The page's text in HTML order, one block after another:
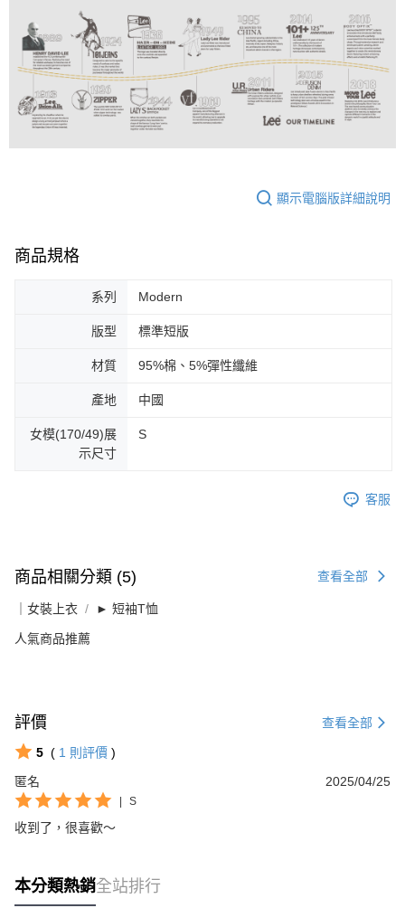
顯示電腦版詳細說明
商品規格
系列 Modern
版型 標準短版
材質 95%棉、5%彈性纖維
產地 中國
女模(170/49)展
示尺寸
S
客服
商品相關分類 (5) 查看全部
｜女裝上衣 ► 短袖T恤
人氣商品推薦
評價 查看全部
5 ( 1 則評價 )
匿名
2025/04/25
S
收到了，很喜歡～
本分類熱銷全站排行